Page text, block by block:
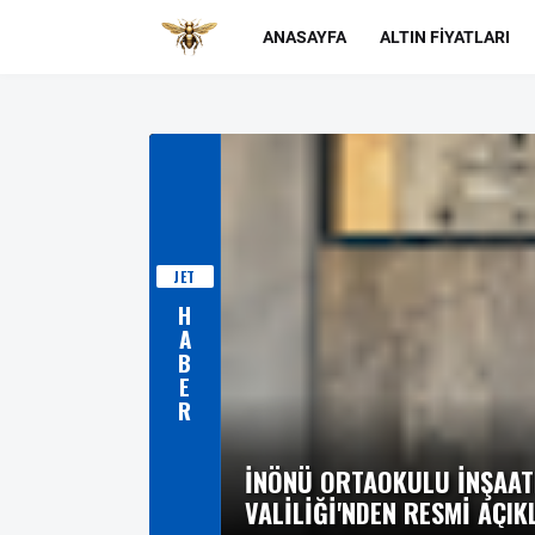
ANASAYFA ALTIN FIYATLARI
GÖRÜNTÜLERE BINGÖL
"YAPISAL GÜVENLIK RISKI